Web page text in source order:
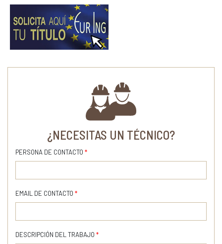
¿NECESITAS UN TÉCNICO?
PERSONA DE CONTACTO *
EMAIL DE CONTACTO *
DESCRIPCIÓN DEL TRABAJO *